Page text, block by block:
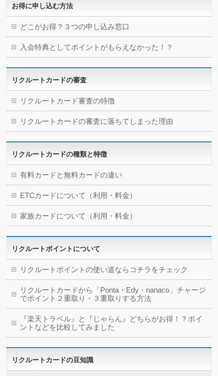
お得に申し込む方法
どこがお得？３つの申し込み窓口
入会特典としてポイントがもらえなかった！？
リクルートカードの審査
リクルートカード審査の特徴
リクルートカードの審査に落ちてしまった理由
リクルートカードの種類と特徴
有料カードと無料カードの違い
ETCカードについて（利用・料金）
家族カードについて（利用・料金）
リクルートポイントについて
リクルートポイントの使い道ならコチラをチェック
リクルートカードから「Ponta・Edy・nanaco」チャージ
でポイント２重取り・３重取りする方法
『楽天トラベル』と『じゃらん』どちらがお得！？ポイ
ントなどを比較してみました
リクルートカードの豆知識